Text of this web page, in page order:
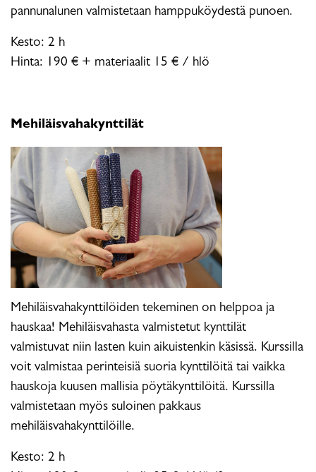
pannunalunen valmistetaan hamppuköydestä punoen.
Kesto: 2 h
Hinta: 190 € + materiaalit 15 € / hlö
Mehiläisvahakynttilät
Mehiläisvahakynttilöiden tekeminen on helppoa ja
hauskaa! Mehiläisvahasta valmistetut kynttilät
valmistuvat niin lasten kuin aikuistenkin käsissä. Kurssilla
voit valmistaa perinteisiä suoria kynttilöitä tai vaikka
hauskoja kuusen mallisia pöytäkynttilöitä. Kurssilla
valmistetaan myös suloinen pakkaus
mehiläisvahakynttilöille.
Kesto: 2 h